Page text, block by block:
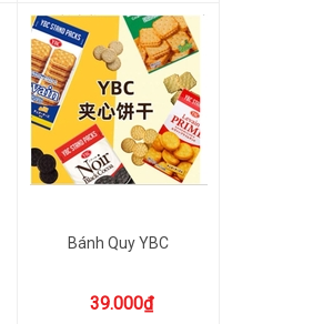
Bánh Quy YBC
39.000₫